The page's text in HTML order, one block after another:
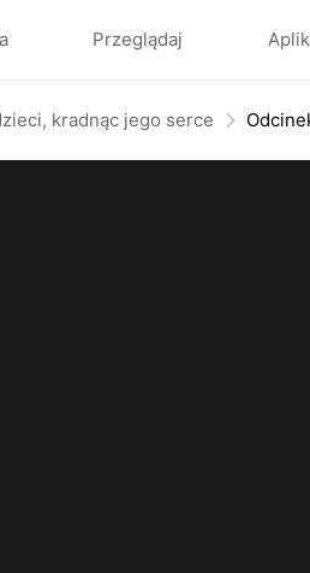
Przeglądaj
kradnąc jego serce